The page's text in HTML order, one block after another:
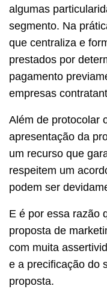
algumas
segmento. Na
que centraliza e
prestados por
pagamento
empresas
Além de protocolar
apresentação da
um recurso que
respeitem um
podem ser
E é por essa razão
proposta de
com muita
e a precificação do
proposta.